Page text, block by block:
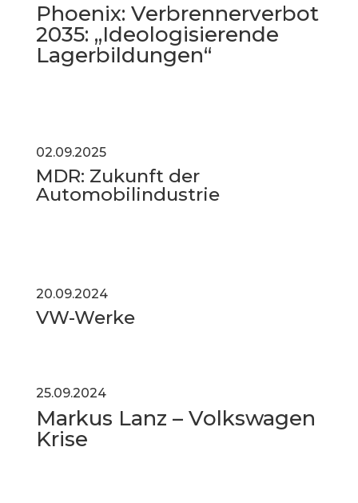
Phoenix: Verbrennerverbot
2035: „Ideologisierende
Lagerbildungen“
02.09.2025
MDR: Zukunft der
Automobilindustrie
20.09.2024
VW-Werke
25.09.2024
Markus Lanz – Volkswagen
Krise